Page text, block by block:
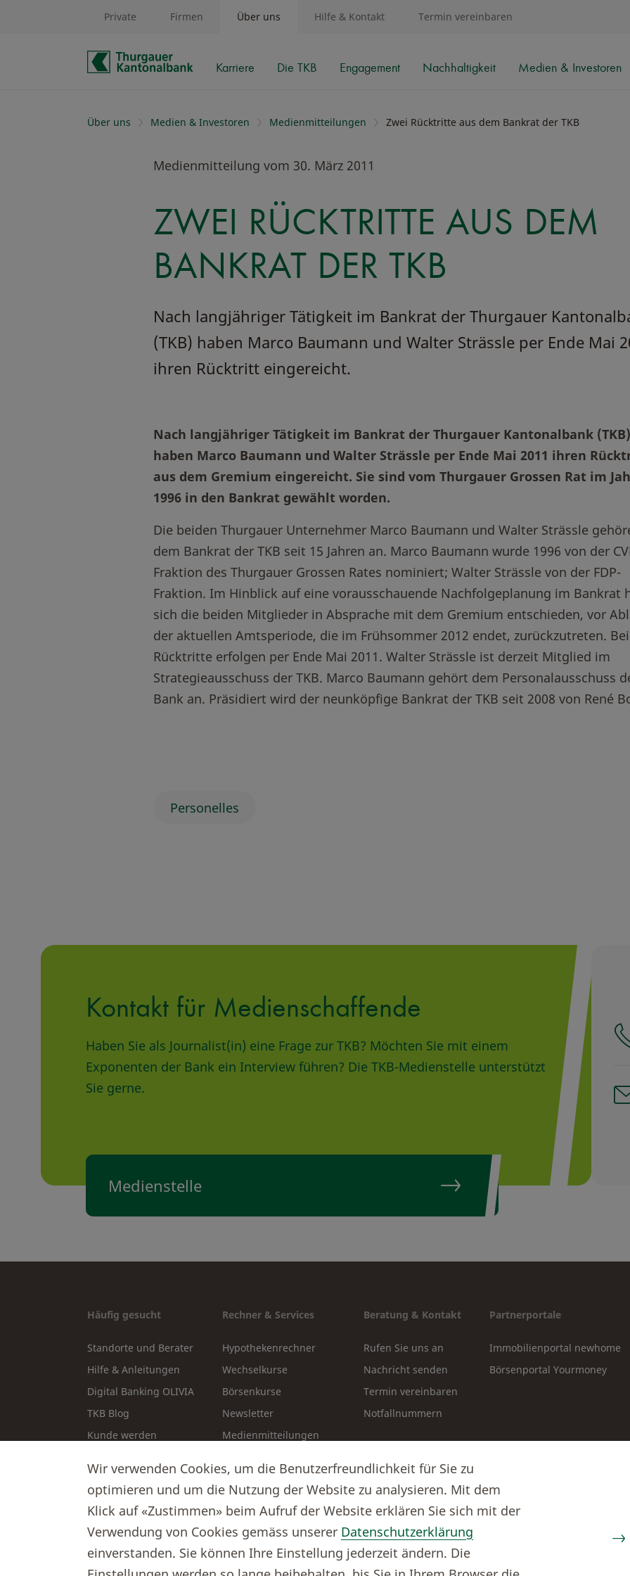
Schnelle Navigation
Private Firmen Über uns
Karriere Die TKB Engagement Nachhaltigkeit Medien & Investoren
Hilfe & Kontakt Termin vereinbaren
Über uns Medien & Investoren Medienmitteilungen Zwei Rücktritte aus dem Bankrat der TKB
Medienmitteilung vom 30. März 2011
ZWEI RÜCKTRITTE AUS DEM
BANKRAT DER TKB
Nach langjähriger Tätigkeit im Bankrat der Thurgauer
(TKB) haben Marco Baumann und Walter Strässle per Ende Mai
ihren Rücktritt eingereicht.
Nach langjähriger Tätigkeit im Bankrat der Thurgauer Kantonalbank (TKB)
haben Marco Baumann und Walter Strässle per Ende Mai 2011 ihren
aus dem Gremium eingereicht. Sie sind vom Thurgauer Grossen Rat im
1996 in den Bankrat gewählt worden.
Die beiden Thurgauer Unternehmer Marco Baumann und Walter Strässle
dem Bankrat der TKB seit 15 Jahren an. Marco Baumann wurde 1996 von der
Fraktion des Thurgauer Grossen Rates nominiert; Walter Strässle von der FDP-
Fraktion. Im Hinblick auf eine vorausschauende Nachfolgeplanung im Bankrat
sich die beiden Mitglieder in Absprache mit dem Gremium entschieden, vor
der aktuellen Amtsperiode, die im Frühsommer 2012 endet, zurückzutreten.
Rücktritte erfolgen per Ende Mai 2011. Walter Strässle ist derzeit Mitglied im
Strategieausschuss der TKB. Marco Baumann gehört dem Personalausschuss
Bank an. Präsidiert wird der neunköpfige Bankrat der TKB seit 2008 von René
Personelles
Kontakt für Medienschaffende
Haben Sie als Journalist(in) eine Frage zur TKB? Möchten Sie mit einem
Exponenten der Bank ein Interview führen? Die TKB-Medienstelle unterstützt
Sie gerne.
Medienstelle
Häufig gesucht
Standorte und Berater
Hilfe & Anleitungen
Digital Banking OLIVIA
TKB Blog
Kunde werden
Rechner & Services
Hypothekenrechner
Wechselkurse
Börsenkurse
Newsletter
Medienmitteilungen
Beratung & Kontakt
Rufen Sie uns an
Nachricht senden
Termin vereinbaren
Notfallnummern
Partnerportale
Immobilienportal newhome
Börsenportal Yourmoney
Wir verwenden Cookies, um die Benutzerfreundlichkeit für Sie zu
optimieren und um die Nutzung der Website zu analysieren. Mit dem
Klick auf «Zustimmen» beim Aufruf der Website erklären Sie sich mit der
Verwendung von Cookies gemäss unserer Datenschutzerklärung
einverstanden. Sie können Ihre Einstellung jederzeit ändern. Die